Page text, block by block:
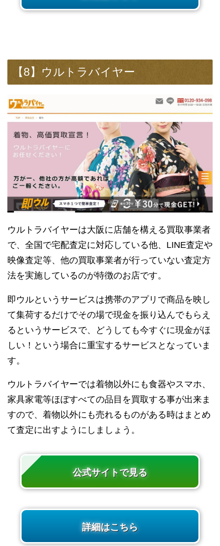
【8】ウルトラバイヤー
ウルトラバイヤーは大阪に店舗を構える買取事業者
で、全国で宅配査定に対応している他、LINE査定や
映像査定等、他の買取事業者が行っていない査定方
法を実施しているのが特徴のお店です。
即ウルというサービスは携帯のアプリで商品を映し
て集荷するだけでその場で現金を振り込んでもらえ
るというサービスで、どうしても今すぐに現金がほ
しい！という場合に重宝するサービスとなっていま
す。
ウルトラバイヤーでは着物以外にも食器やスマホ、
家具家電等ほぼすべての品目を買取する事が出来ま
すので、着物以外にも売れるものがある時はまとめ
て査定に出すようにしましょう。
公式サイトで見る
詳細はこちら